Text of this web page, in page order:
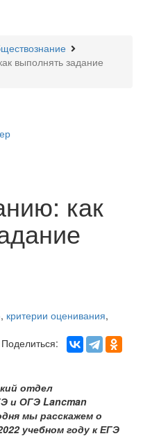
выполнять задание
как
, критерии оценивания,
Поделиться:
отдел
и ОГЭ Lancman
мы расскажем о
учебном году к ЕГЭ